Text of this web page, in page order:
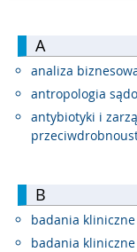
A
analiza
antropologia
antybiotyki i
B
badania
badania